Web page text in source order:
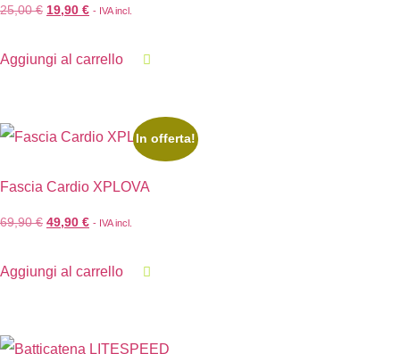
25,00€ 19,90 € - IVA incl.
Aggiungi al carrello
In offerta!
Fascia Cardio XPLOVA
69,90€ 49,90 € - IVA incl.
Aggiungi al carrello